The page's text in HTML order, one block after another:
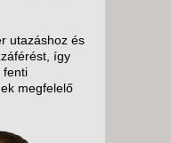
utazáshoz és
így
fenti
megfelelő